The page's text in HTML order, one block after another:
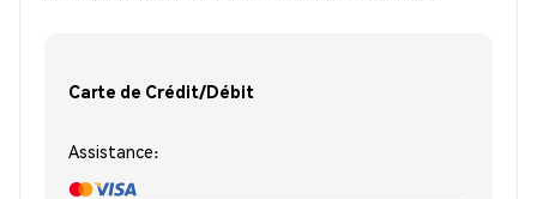
Carte de Crédit/Débit
Assistance: